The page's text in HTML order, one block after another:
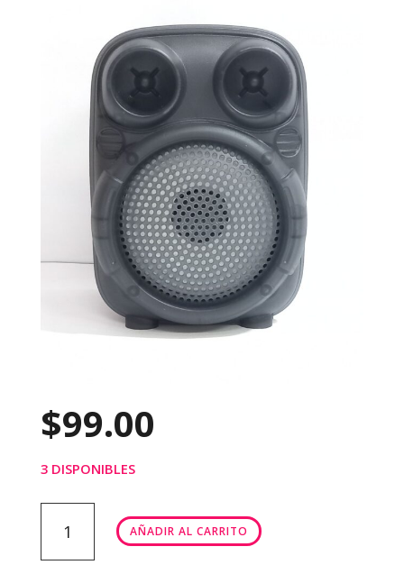
$99.00
3 DISPONIBLES
A323T
cantidad
AÑADIR AL CARRITO